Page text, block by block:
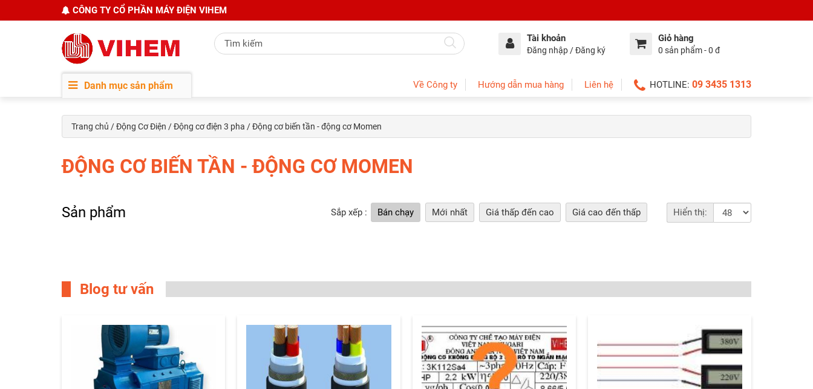
CÔNG TY CỔ PHẦN MÁY ĐIỆN VIHEM
Tài khoản
Đăng nhập / Đăng ký
Giỏ hàng
0 sản phẩm - 0 đ
Danh mục sản phẩm Về Công ty Hướng dẫn mua hàng Liên hệ HOTLINE: 09 3435 1313
Trang chủ /Động Cơ Điện /Động cơ điện 3 pha / Động cơ biến tần - động cơ Momen
ĐỘNG CƠ BIẾN TẦN - ĐỘNG CƠ MOMEN
Sản phẩm Hiển thị:
Sắp xếp : Bán chạy Mới nhất Giá thấp đến cao Giá cao đến thấp
Blog tư vấn